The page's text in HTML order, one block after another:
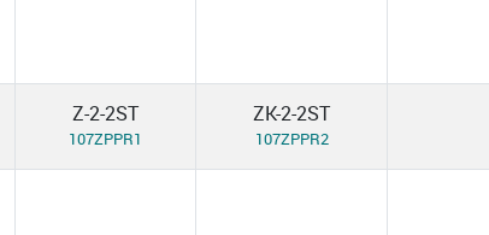
Z-2-2ST
107ZPPR1
ZK-2-2ST
107ZPPR2